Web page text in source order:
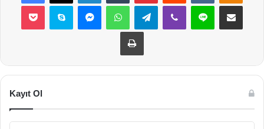
Pocket Skype MessengerWhatsAppTelegramViber Line E-Posta ile
Yazdır
Kayıt Ol